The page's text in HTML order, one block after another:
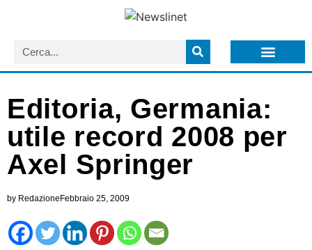
Editoria, Germania:
utile record 2008 per
Axel Springer
by RedazioneFebbraio 25, 2009